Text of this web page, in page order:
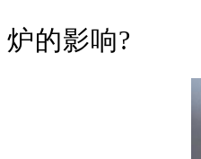
炉的影响?